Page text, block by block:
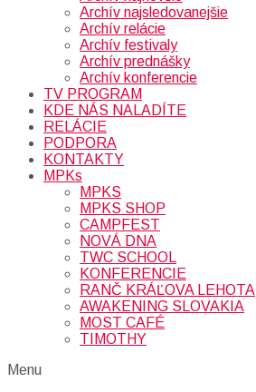
Archív najsledovanejšie
Archív relácie
Archív festivaly
Archív prednášky
Archív konferencie
TV PROGRAM
KDE NÁS NALADÍTE
RELÁCIE
PODPORA
KONTAKTY
MPKs
MPKS
MPKS SHOP
CAMPFEST
NOVÁ DNA
TWC SCHOOL
KONFERENCIE
RANČ KRÁĽOVA LEHOTA
AWAKENING SLOVAKIA
MOST CAFÉ
TIMOTHY
Menu